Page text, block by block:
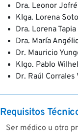
Dra. Leonor
Klga. Lorena
Dra. Lorena
Dra. María
Dr. Mauricio
Klgo. Pablo
Dr. Raúl Corrales
Requisitos
Ser médico u otro